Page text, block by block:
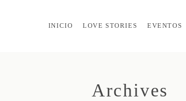
INICIO LOVE STORIES EVENTOS
Archives